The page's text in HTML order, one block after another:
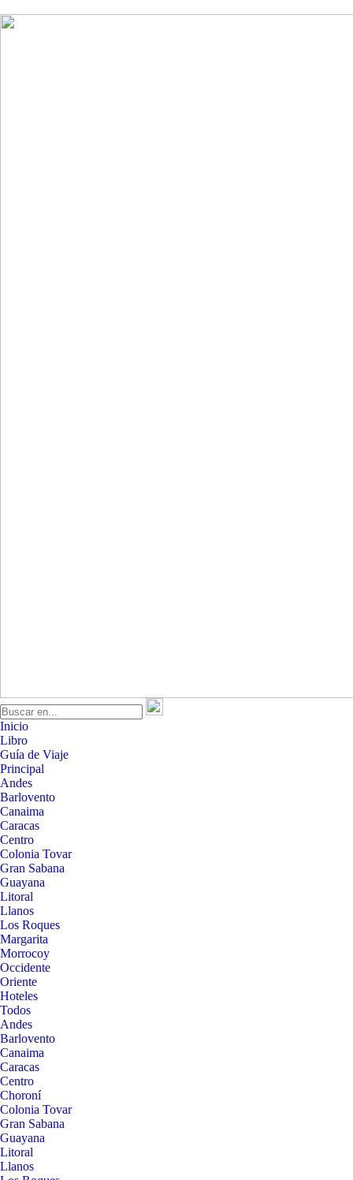
Inicio
Libro
Guía de Viaje
Principal
Andes
Barlovento
Canaima
Caracas
Centro
Colonia Tovar
Gran Sabana
Guayana
Litoral
Llanos
Los Roques
Margarita
Morrocoy
Occidente
Oriente
Hoteles
Todos
Andes
Barlovento
Canaima
Caracas
Centro
Choroní
Colonia Tovar
Gran Sabana
Guayana
Litoral
Llanos